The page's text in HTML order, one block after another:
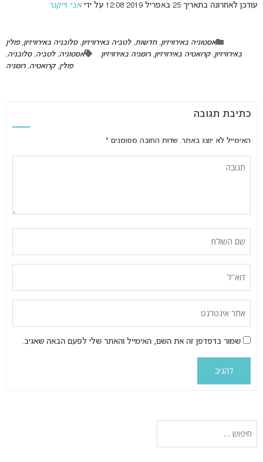
עודכן לאחרונה בתאריך 25 באפריל 2019 12:08 על ידי אבי זייקנר
אסטוניה באירוויזיון, חדשות, לטביה באירוויזיון, סלובניה באירוויזיון, פולין
באירוויזיון, קרואטיה באירוויזיון, רומניה באירוויזיון אסטוניה, לטביה, סלובניה,
פולין, קרואטיה, רומניה
כתיבת תגובה
האימייל לא יוצג באתר. שדות החובה מסומנים *
שמור בדפדפן זה את השם, האימייל והאתר שלי לפעם הבאה שאגיב.